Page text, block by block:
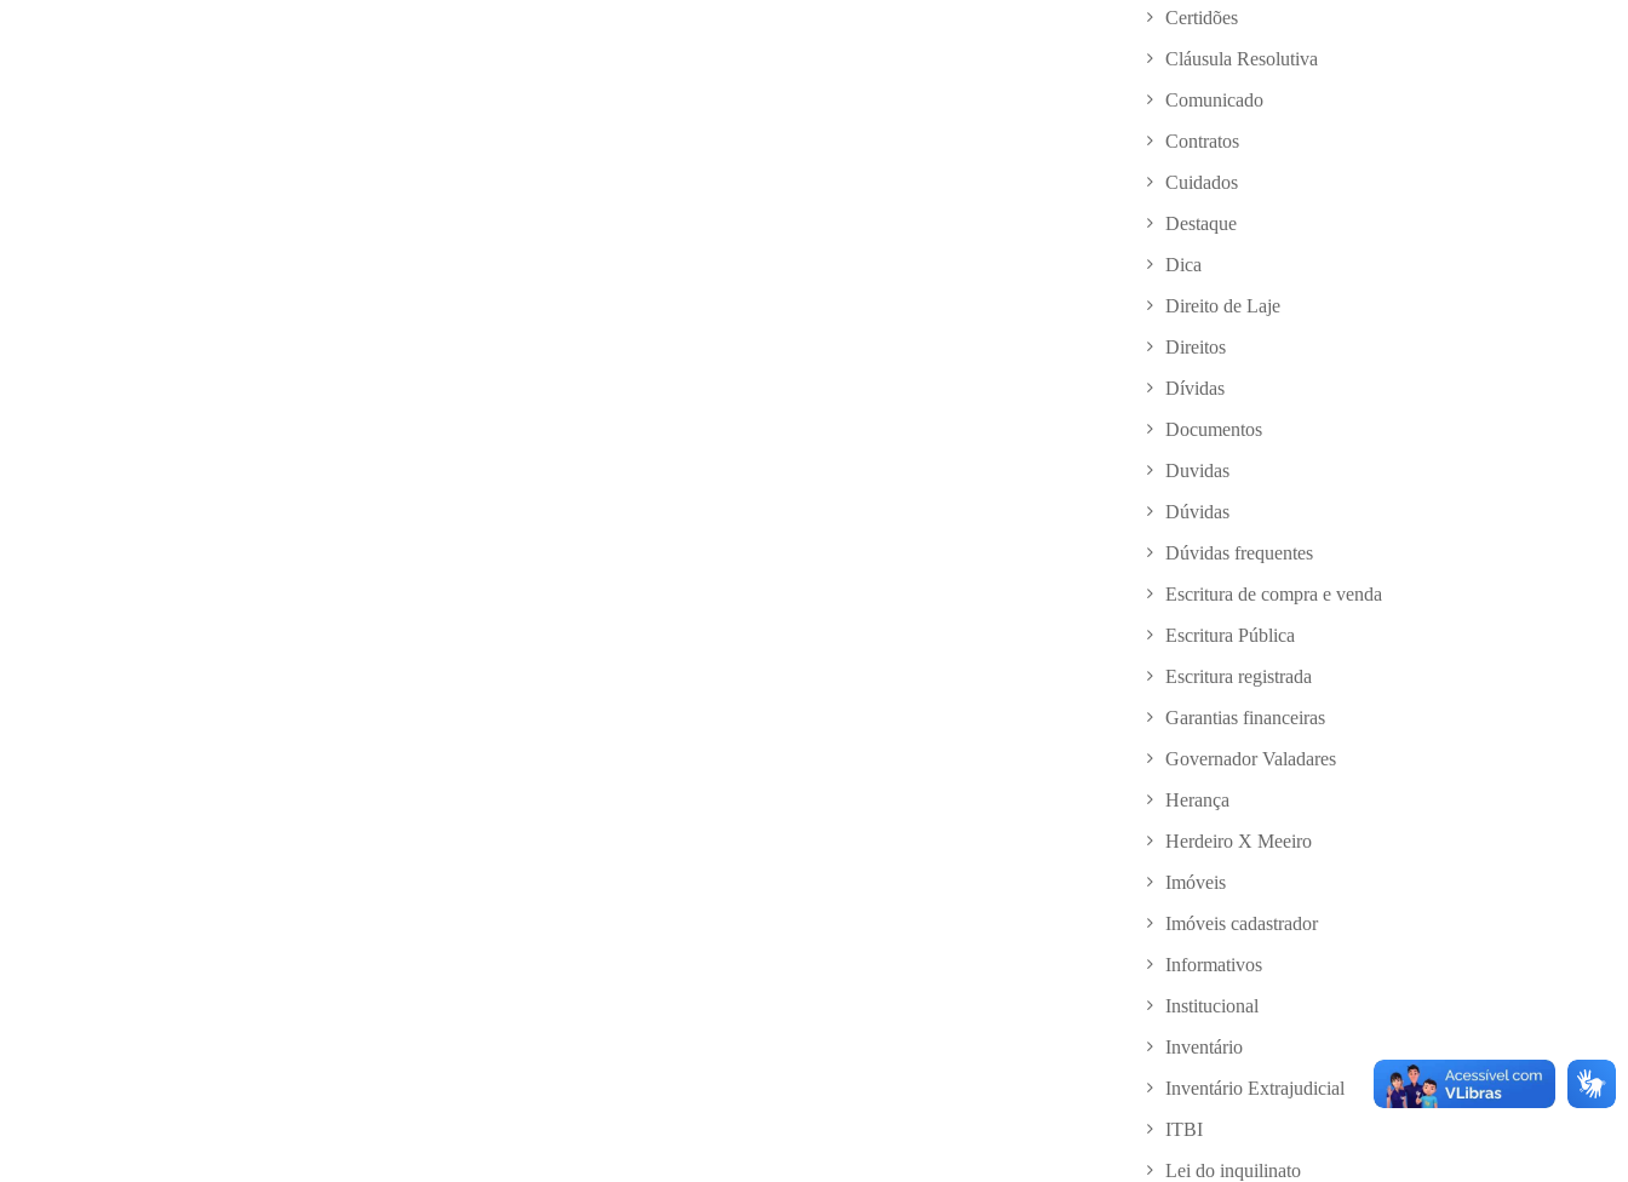
Certidões
Cláusula Resolutiva
Comunicado
Contratos
Cuidados
Destaque
Dica
Direito de Laje
Direitos
Dívidas
Documentos
Duvidas
Dúvidas
Dúvidas frequentes
Escritura de compra e venda
Escritura Pública
Escritura registrada
Garantias financeiras
Governador Valadares
Herança
Herdeiro X Meeiro
Imóveis
Imóveis cadastrador
Informativos
Institucional
Inventário
Inventário Extrajudicial
ITBI
Lei do inquilinato